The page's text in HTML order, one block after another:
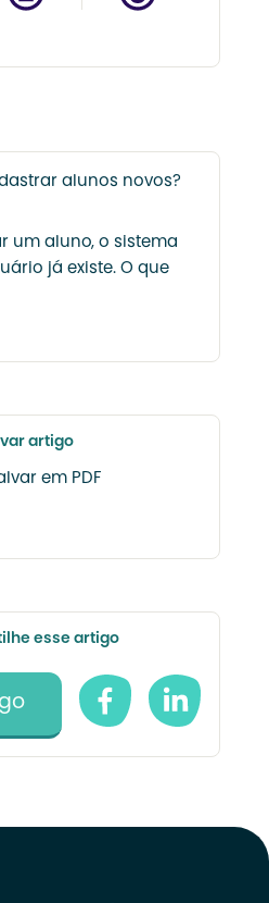
alunos novos?
um aluno, o sistema
já existe. O que
artigo
em PDF
esse artigo